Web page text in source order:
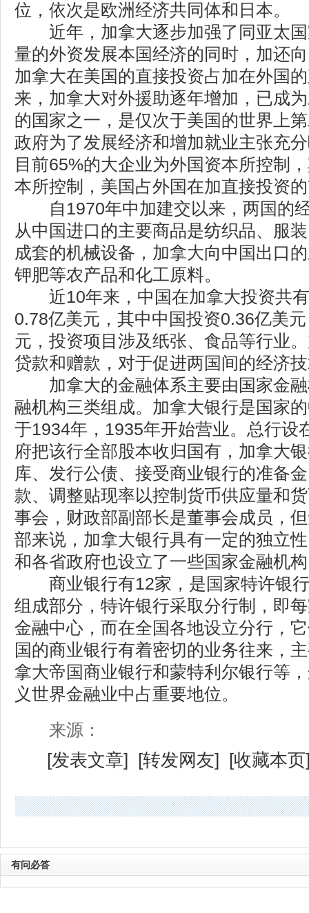
位，依次是欧洲经济共同体和日本。
近年，加拿大逐步加强了同亚太国
量的外资发展本国经济的同时，加还
加拿大在美国的直接投资占加在外国
来，加拿大对外援助逐年增加，已成
的国家之一，是仅次于美国的世界上
政府为了发展经济和增加就业主张充
目前65%的大企业为外国资本所控制
本所控制，美国占外国在加直接投资
自1970年中加建交以来，两国的
从中国进口的主要商品是纺织品、服
成套的机械设备，加拿大向中国出口
钾肥等农产品和化工原料。
近10年来，中国在加拿大投资共有
0.78亿美元，其中中国投资0.36亿美
元，投资项目涉及纸张、食品等行业
贷款和赠款，对于促进两国间的经济
加拿大的金融体系主要由国家金融
融机构三类组成。加拿大银行是国家
于1934年，1935年开始营业。总行设
府把该行全部股本收归国有，加拿大
库、发行公债、接受商业银行的准备
款、调整贴现率以控制货币供应量和
事会，财政部副部长是董事会成员，
部来说，加拿大银行具有一定的独立
和各省政府也设立了一些国家金融机
商业银行有12家，是国家特许银行
组成部分，特许银行采取分行制，即
金融中心，而在全国各地设立分行，
国的商业银行有着密切的业务往来，
拿大帝国商业银行和蒙特利尔银行等
义世界金融业中占重要地位。
来源：
[发表文章] [转发网友] [收藏本页
有问必答